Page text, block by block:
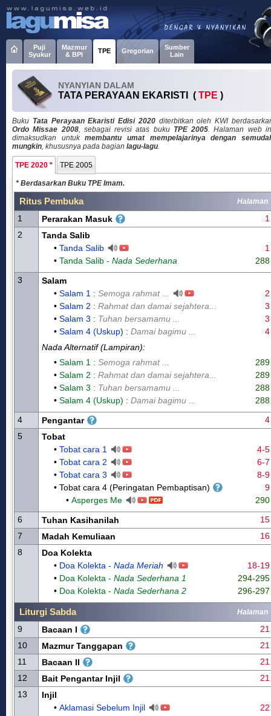
Puji
Syukur
Mazmur
& BPI
TPE Gregorian
Sumber
Lain
NYANYIAN DALAM
TATA PERAYAAN EKARISTI ( TPE )
Buku Tata Perayaan Ekaristi Edisi 2020diterbitkan oleh KWI
Ordo Missae 2008, sebagai revisi atas buku TPE 2005. Halaman web
dimaksudkan untukmembantu umat mempelajarinya dengan
mungkin, khususnya pada bagian lagu-lagu.
TPE 2020 * TPE 2005
* Berdasarkan Buku TPE Imam.
Ritus Pembuka Halaman
1 Perarakan Masuk
1
2
Tanda Salib
• Tanda Salib
1
• Tanda Salib - Nada Sederhana
288
3
Salam
• Salam 1 : Semoga rahmat ...
2
• Salam 2 : Rahmat dan damai sejahtera...
3
• Salam 3 : Tuhan bersamamu ...
3
• Salam 4 (Uskup) : Damai bagimu ...
4
Nada Alternatif (Lampiran):
• Salam 1 : Semoga rahmat ...
289
• Salam 2 : Rahmat dan damai sejahtera...
289
• Salam 3 : Tuhan bersamamu ...
288
• Salam 4 (Uskup) : Damai bagimu ...
288
4
Pengantar
4
5
Tobat
• Tobat cara 1
4-5
• Tobat cara 2
6-7
• Tobat cara 3
8-9
• Tobat cara 4 (Peringatan Pembaptisan)
9
• Asperges Me
290
6
Tuhan Kasihanilah
15
7
Madah Kemuliaan
16
8
Doa Kolekta
• Doa Kolekta - Nada Meriah
18-19
• Doa Kolekta - Nada Sederhana 1
294-295
• Doa Kolekta - Nada Sederhana 2 296-297
Liturgi Sabda Halaman
9 Bacaan I
21
10
Mazmur Tanggapan
21
11
Bacaan II
21
12
Bait Pengantar Injil
21
13
Injil
• Aklamasi Sebelum Injil
22